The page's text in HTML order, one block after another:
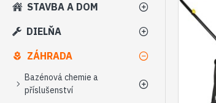
STAVBA A DOM
DIELŇA
ZÁHRADA
Bazénová chemie a
příslušenství